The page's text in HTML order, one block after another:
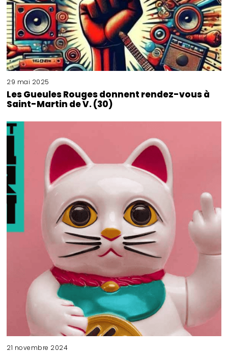
29 mai 2025
Les Gueules Rouges donnent rendez-vous à
Saint-Martin de V. (30)
21 novembre 2024